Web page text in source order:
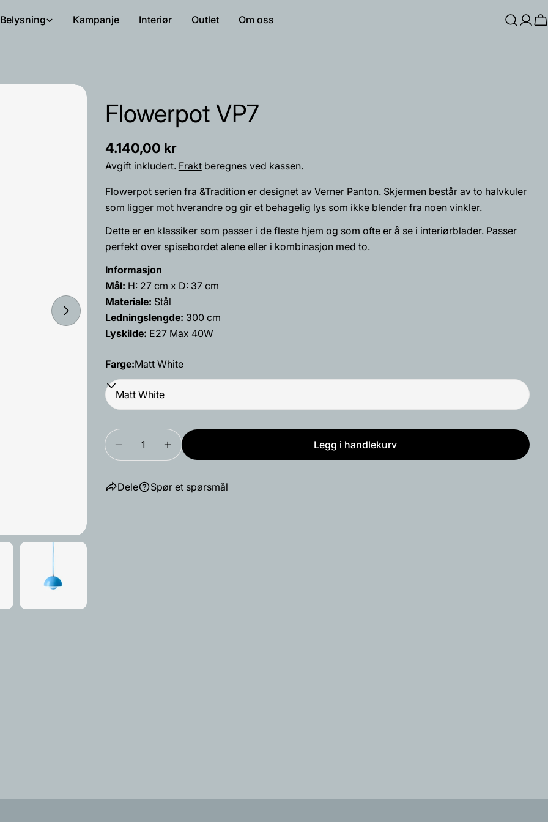
Belysning Kampanje Interiør Outlet Om oss
Inn
Åpne media 8 i modal
Flowerpot VP7
Vanlig
pris
4.140,00 kr
Avgift inkludert. Fraktberegnes ved kassen.
Flowerpot serien fra &Tradition er designet av Verner Panton. Skjermen består av to halvkuler
som ligger mot hverandre og gir et behagelig lys som ikke blender fra noen vinkler.
Dette er en klassiker som passer i de fleste hjem og som ofte er å se i interiørblader. Passer
perfekt over spisebordet alene eller i kombinasjon med to.
Informasjon
Mål: H: 27 cm x D: 37 cm
Materiale: Stål
Ledningslengde: 300 cm
Lyskilde: E27 Max 40W
Farge:Matt White
Mengde
Reduser antallet for Flowerpot VP7
Øk antallet for Flowerpot VP7
Legg i handlekurv
Dele Spør et spørsmål
Spør et spørsmål
beskjed
Send spørsmål